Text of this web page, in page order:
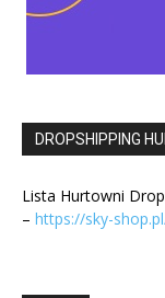
DROPSHIPPING
Lista Hurtowni
– https://sky-